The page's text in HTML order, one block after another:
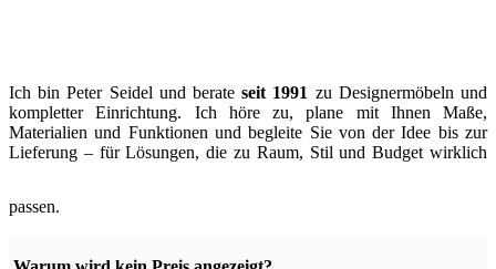
Ich bin Peter Seidel und berateseit 1991 zu Designermöbeln und
kompletter Einrichtung. Ich höre zu, plane mit Ihnen Maße,
Materialien und Funktionen und begleite Sie von der Idee bis zur
Lieferung – für Lösungen, die zu Raum, Stil und Budget wirklich
passen.